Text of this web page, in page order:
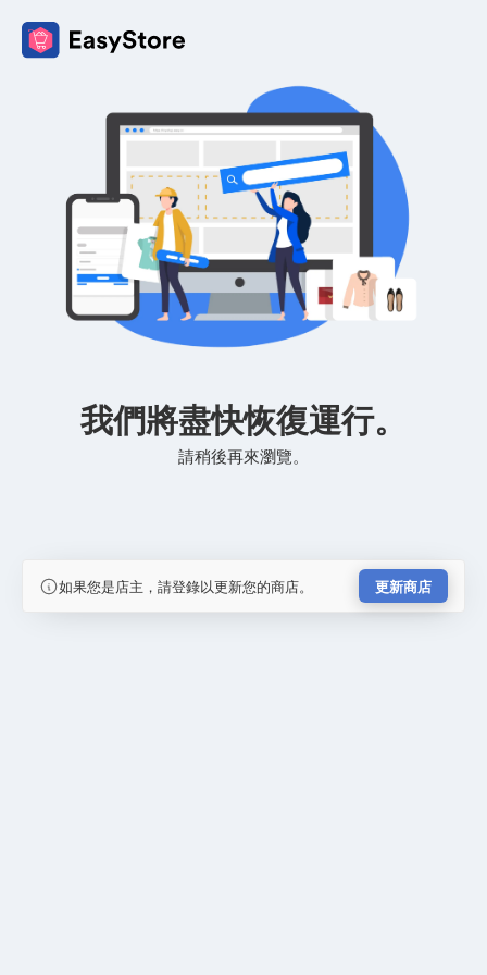
我們將盡快恢復運行。
請稍後再來瀏覽。
如果您是店主，請登錄以更新您的商店。 更新商店